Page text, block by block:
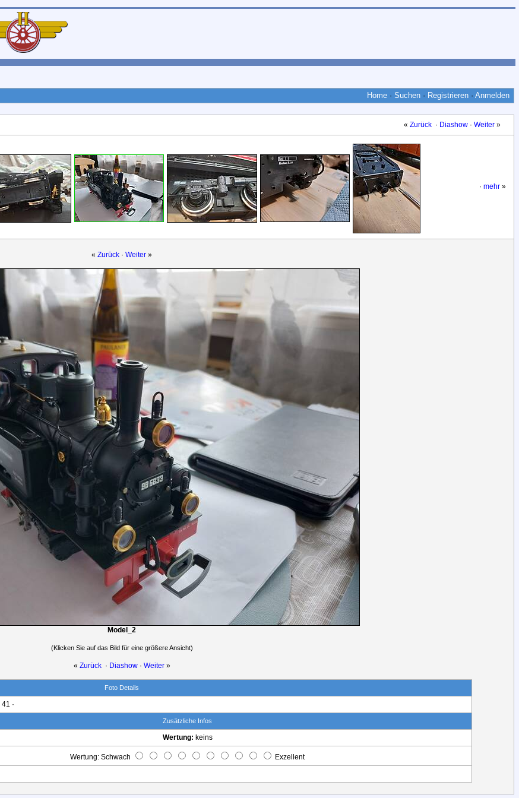
Home · Suchen · Registrieren · Anmelden
« Zurück· Diashow· Weiter»
· mehr »
« Zurück · Weiter »
Model_2
(Klicken Sie auf das Bild für eine größere Ansicht)
« Zurück· Diashow· Weiter»
Foto Details
41 ·
Zusätzliche Infos
Wertung: keins
Wertung: Schwach
Exzellent